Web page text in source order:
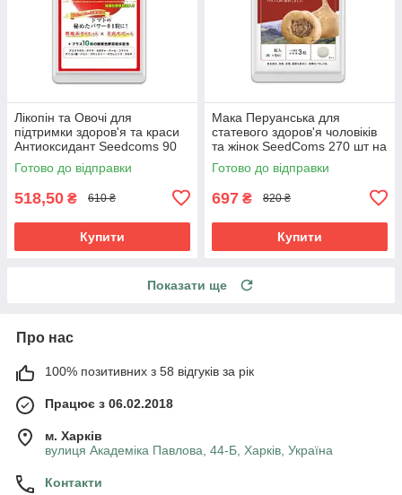
Лікопін та Овочі для
підтримки здоров'я та краси
Антиоксидант Seedcoms 90
капсул на 3 місяці прийому
Готово до відправки
518,50 ₴ 610 ₴
Купити
Мака Перуанська для
статевого здоров'я чоловіків
та жінок SeedComs 270 шт на
3 місяці прийому
Готово до відправки
697 ₴ 820 ₴
Купити
Показати ще
Про нас
100% позитивних з 58 відгуків за рік
Працює з 06.02.2018
м. Харків
вулиця Академіка Павлова, 44-Б, Харків, Україна
Контакти